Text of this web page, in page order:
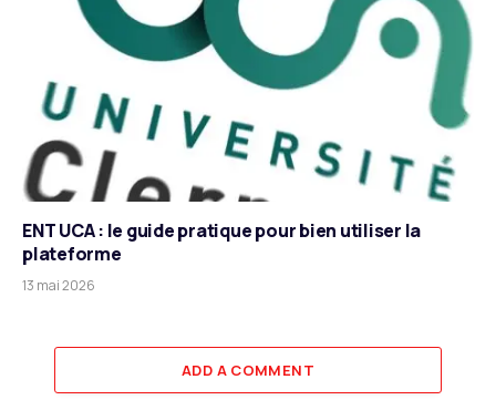
ENT UCA : le guide pratique pour bien utiliser la
plateforme
13 mai 2026
ADD A COMMENT